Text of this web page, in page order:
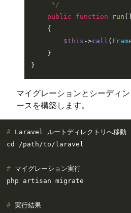
     */
public
function run ( )
{
$this ->call (
    }
マイグレーションとシーディ
ースを構築します。
# Laravel ルートディレクトリへ移動
# マイグレーション実行
# 実行結果